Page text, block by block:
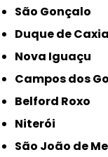
São Gonçalo
Duque de
Nova Iguaçu
Campos dos
Belford Roxo
Niterói
São João de